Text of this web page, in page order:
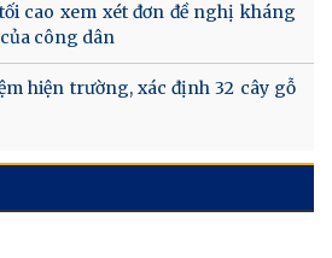
cao xem xét đơn đề nghị kháng
công dân
hiện trường, xác định 32 cây gỗ